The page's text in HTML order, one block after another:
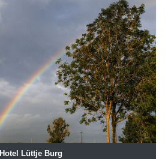
Hotel Lüttje Burg